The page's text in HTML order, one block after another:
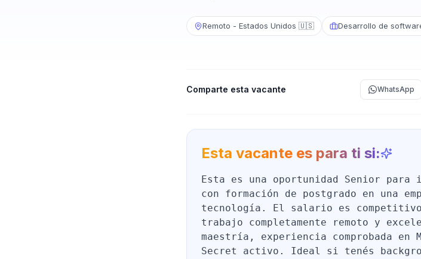
Remoto - Estados Unidos 🇺🇸 Desarrollo de
Comparte esta vacante WhatsApp
Esta vacante es para ti si:
Esta es una oportunidad Senior para
con formación de postgrado en una
tecnología. El salario es competitivo
trabajo completamente remoto y
maestría, experiencia comprobada en
Secret activo. Ideal si tenés